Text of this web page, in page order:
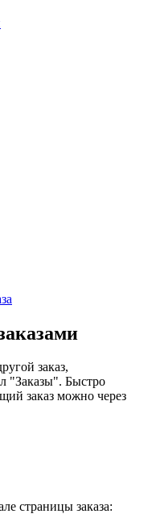
заказ,
"Заказы". Быстро
заказ можно через
страницы заказа: